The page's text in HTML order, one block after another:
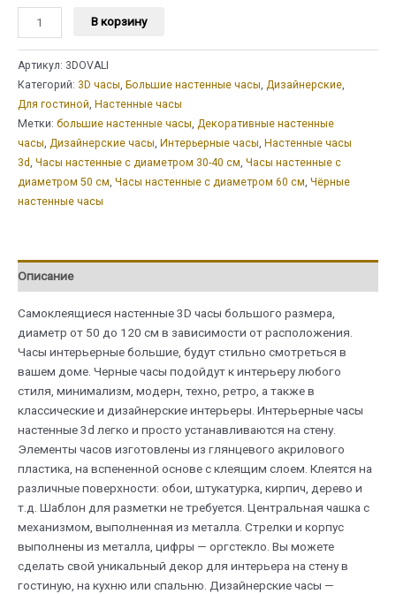
Количество
товара
Настенные
часы
3d
самоклеящиеся
"Овал",
большие
В корзину
Артикул: 3DOVALI
Категорий: 3D часы, Большие настенные часы, Дизайнерские,
Для гостиной, Настенные часы
Метки: большие настенные часы, Декоративные настенные
часы, Дизайнерские часы, Интерьерные часы, Настенные часы
3d, Часы настенные с диаметром 30-40 см, Часы настенные с
диаметром 50 см, Часы настенные с диаметром 60 см, Чёрные
настенные часы
Описание
Самоклеящиеся настенные 3D часы большого размера,
диаметр от 50 до 120 см в зависимости от расположения.
Часы интерьерные большие, будут стильно смотреться в
вашем доме. Черные часы подойдут к интерьеру любого
стиля, минимализм, модерн, техно, ретро, а также в
классические и дизайнерские интерьеры. Интерьерные часы
настенные 3d легко и просто устанавливаются на стену.
Элементы часов изготовлены из глянцевого акрилового
пластика, на вспененной основе с клеящим слоем. Клеятся на
различные поверхности: обои, штукатурка, кирпич, дерево и
т.д. Шаблон для разметки не требуется. Центральная чашка с
механизмом, выполненная из металла. Стрелки и корпус
выполнены из металла, цифры — оргстекло. Вы можете
сделать свой уникальный декор для интерьера на стену в
гостиную, на кухню или спальню. Дизайнерские часы —